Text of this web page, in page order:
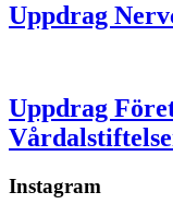
Uppdrag
Uppdrag
Instagram